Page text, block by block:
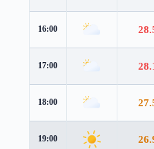
16:00
17:00
18:00
19:00